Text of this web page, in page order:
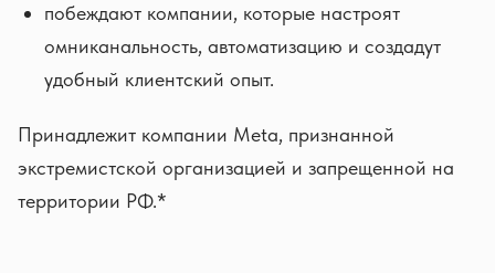
побеждают компании, которые настроят
омниканальность, автоматизацию и создадут
удобный клиентский опыт.
Принадлежит компании Meta, признанной
экстремистской организацией и запрещенной на
территории РФ.*